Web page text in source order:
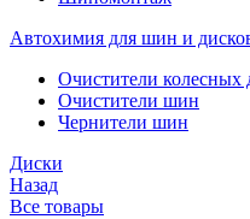
Автохимия для шин и
Очистители колесных
Очистители шин
Чернители шин
Диски
Назад
Все товары